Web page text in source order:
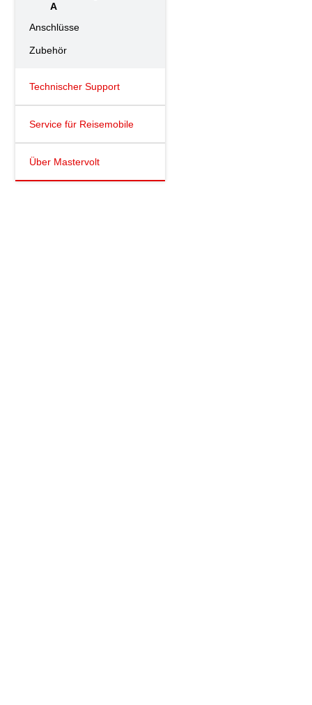
A
Anschlüsse
Zubehör
Technischer Support
Service für Reisemobile
Über Mastervolt